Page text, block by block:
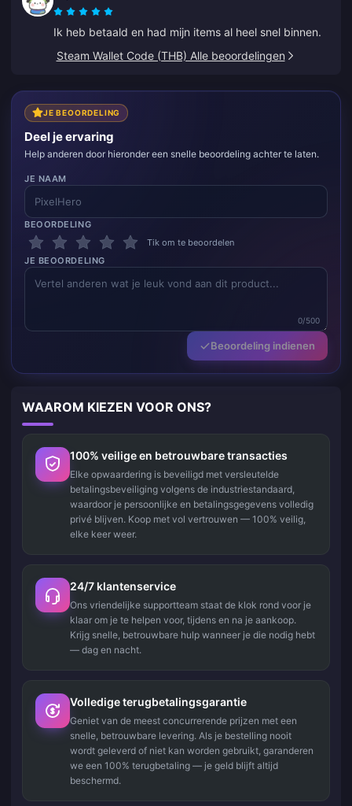
Ik heb betaald en had mijn items al heel snel binnen.
Steam Wallet Code (THB) Alle beoordelingen
JE BEOORDELING
Deel je ervaring
Help anderen door hieronder een snelle beoordeling achter te laten.
JE NAAM
BEOORDELING
Tik om te beoordelen
JE BEOORDELING
0/500
Beoordeling indienen
WAAROM KIEZEN VOOR ONS?
100% veilige en betrouwbare transacties
Elke opwaardering is beveiligd met versleutelde
betalingsbeveiliging volgens de industriestandaard,
waardoor je persoonlijke en betalingsgegevens volledig
privé blijven. Koop met vol vertrouwen — 100% veilig,
elke keer weer.
24/7 klantenservice
Ons vriendelijke supportteam staat de klok rond voor je
klaar om je te helpen voor, tijdens en na je aankoop.
Krijg snelle, betrouwbare hulp wanneer je die nodig hebt
— dag en nacht.
Volledige terugbetalingsgarantie
Geniet van de meest concurrerende prijzen met een
snelle, betrouwbare levering. Als je bestelling nooit
wordt geleverd of niet kan worden gebruikt, garanderen
we een 100% terugbetaling — je geld blijft altijd
beschermd.